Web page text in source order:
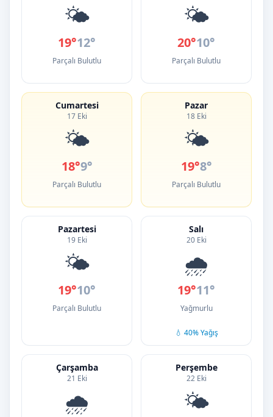
🌤️
19°12°
Parçalı Bulutlu
🌤️
20°10°
Parçalı Bulutlu
Cumartesi
17 Eki
🌤️
18°9°
Parçalı Bulutlu
Pazar
18 Eki
🌤️
19°8°
Parçalı Bulutlu
Pazartesi
19 Eki
🌤️
19°10°
Parçalı Bulutlu
Salı
20 Eki
🌧️
19°11°
Yağmurlu
💧 40% Yağış
Çarşamba
21 Eki
🌧️
Perşembe
22 Eki
🌤️